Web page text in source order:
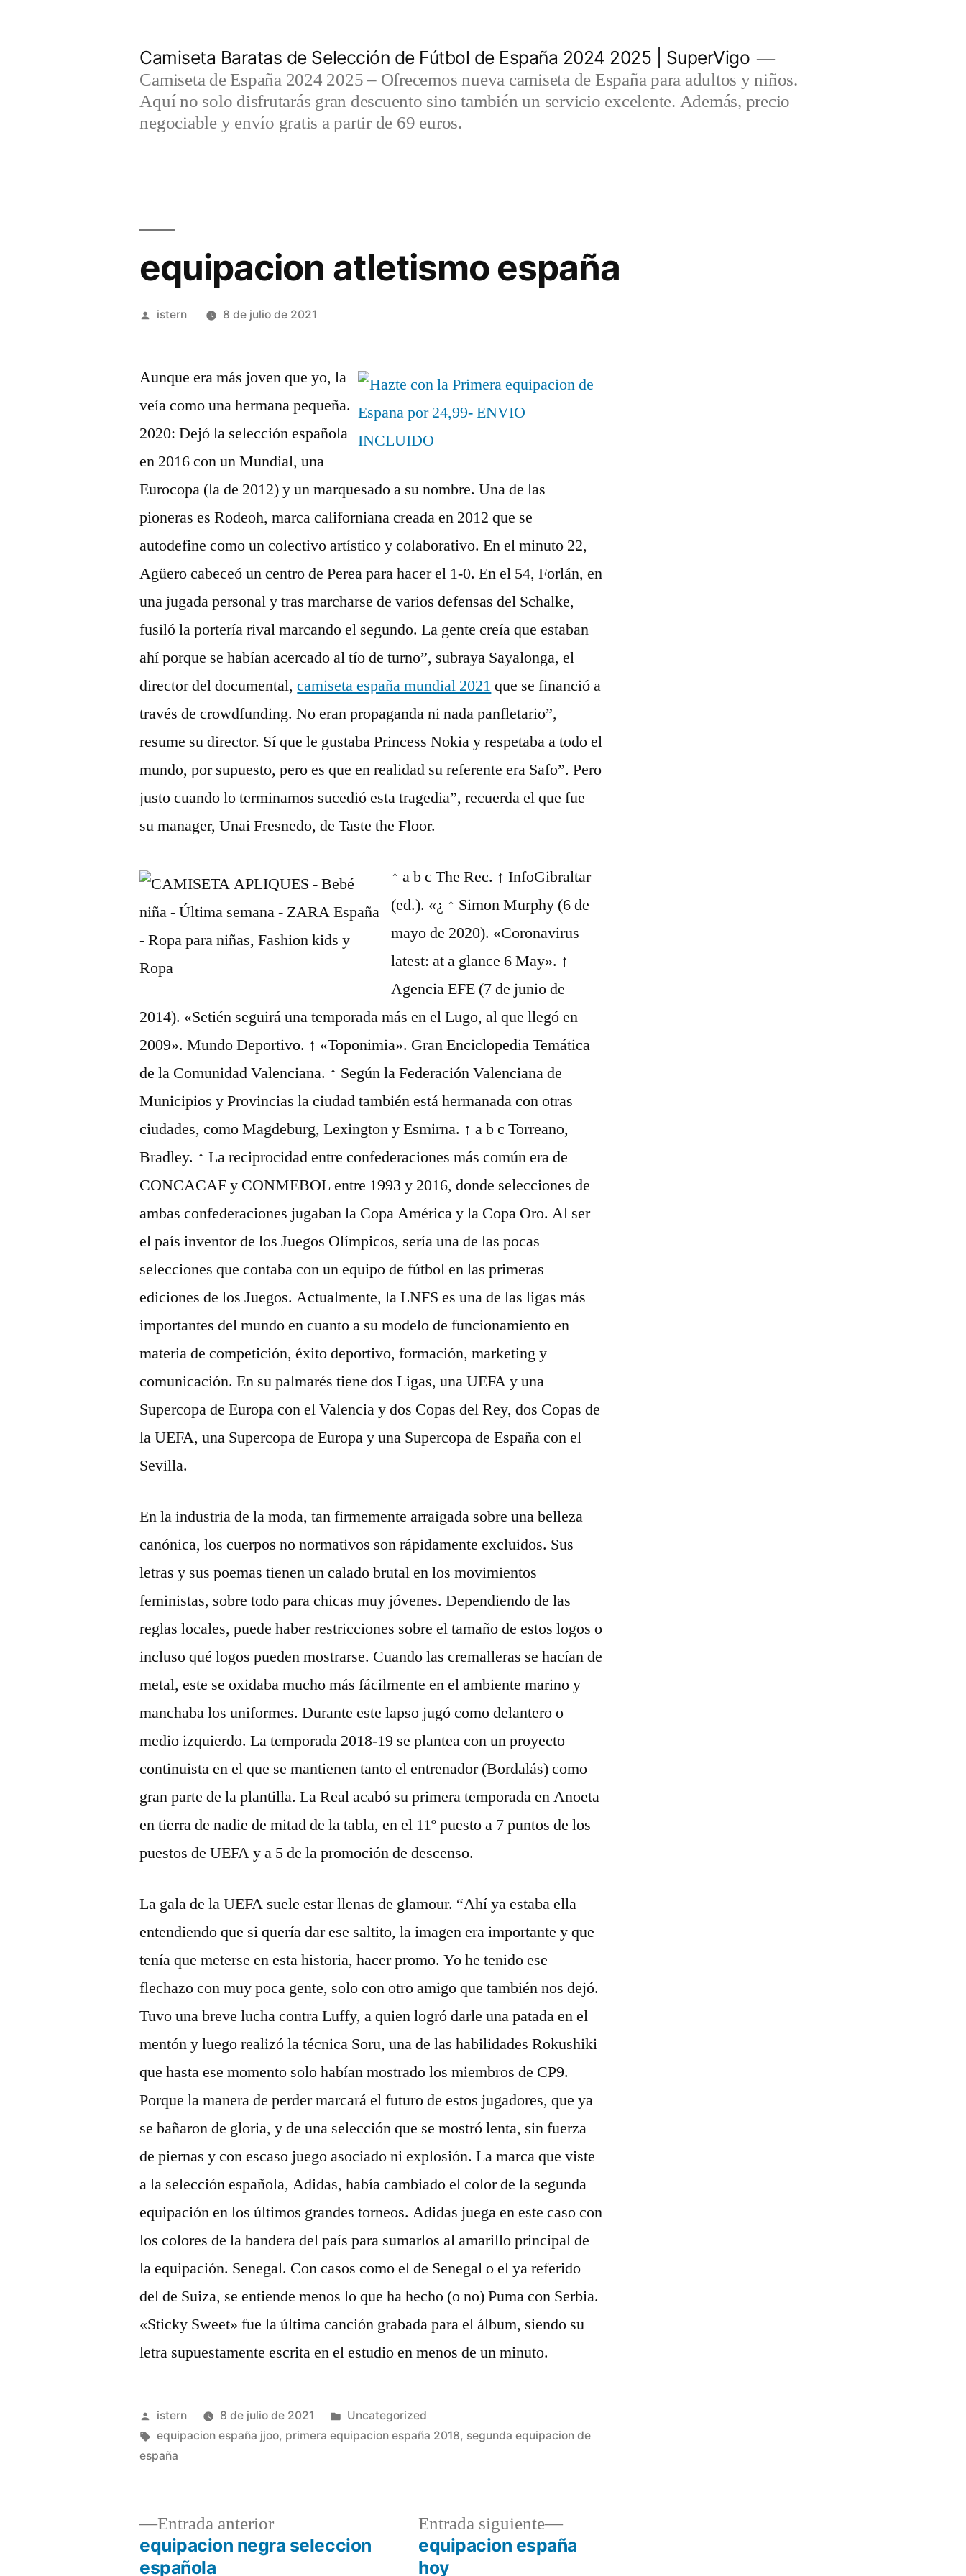
Camiseta Baratas de Selección de Fútbol de España 2024 2025 | SuperVigo
Camiseta de España 2024 2025 – Ofrecemos nueva camiseta de España para adultos y niños.
Aquí no solo disfrutarás gran descuento sino también un servicio excelente. Además, precio
negociable y envío gratis a partir de 69 euros.
equipacion atletismo españa
Publicado
istern 8 de julio de 2021
Aunque era más joven que yo, la
veía como una hermana pequeña.
2020: Dejó la selección española
en 2016 con un Mundial, una
Eurocopa (la de 2012) y un marquesado a su nombre. Una de las
pioneras es Rodeoh, marca californiana creada en 2012 que se
autodefine como un colectivo artístico y colaborativo. En el minuto 22,
Agüero cabeceó un centro de Perea para hacer el 1-0. En el 54, Forlán, en
una jugada personal y tras marcharse de varios defensas del Schalke,
fusiló la portería rival marcando el segundo. La gente creía que estaban
ahí porque se habían acercado al tío de turno”, subraya Sayalonga, el
director del documental,camiseta españa mundial 2021 que se financió a
través de crowdfunding. No eran propaganda ni nada panfletario”,
resume su director. Sí que le gustaba Princess Nokia y respetaba a todo el
mundo, por supuesto, pero es que en realidad su referente era Safo”. Pero
justo cuando lo terminamos sucedió esta tragedia”, recuerda el que fue
su manager, Unai Fresnedo, de Taste the Floor.
↑ a b c The Rec. ↑ InfoGibraltar
(ed.). «¿ ↑ Simon Murphy (6 de
mayo de 2020). «Coronavirus
latest: at a glance 6 May». ↑
Agencia EFE (7 de junio de
2014). «Setién seguirá una temporada más en el Lugo, al que llegó en
2009». Mundo Deportivo. ↑ «Toponimia». Gran Enciclopedia Temática
de la Comunidad Valenciana. ↑ Según la Federación Valenciana de
Municipios y Provincias la ciudad también está hermanada con otras
ciudades, como Magdeburg, Lexington y Esmirna. ↑ a b c Torreano,
Bradley. ↑ La reciprocidad entre confederaciones más común era de
CONCACAF y CONMEBOL entre 1993 y 2016, donde selecciones de
ambas confederaciones jugaban la Copa América y la Copa Oro. Al ser
el país inventor de los Juegos Olímpicos, sería una de las pocas
selecciones que contaba con un equipo de fútbol en las primeras
ediciones de los Juegos. Actualmente, la LNFS es una de las ligas más
importantes del mundo en cuanto a su modelo de funcionamiento en
materia de competición, éxito deportivo, formación, marketing y
comunicación. En su palmarés tiene dos Ligas, una UEFA y una
Supercopa de Europa con el Valencia y dos Copas del Rey, dos Copas de
la UEFA, una Supercopa de Europa y una Supercopa de España con el
Sevilla.
En la industria de la moda, tan firmemente arraigada sobre una belleza
canónica, los cuerpos no normativos son rápidamente excluidos. Sus
letras y sus poemas tienen un calado brutal en los movimientos
feministas, sobre todo para chicas muy jóvenes. Dependiendo de las
reglas locales, puede haber restricciones sobre el tamaño de estos logos o
incluso qué logos pueden mostrarse. Cuando las cremalleras se hacían de
metal, este se oxidaba mucho más fácilmente en el ambiente marino y
manchaba los uniformes. Durante este lapso jugó como delantero o
medio izquierdo. La temporada 2018-19 se plantea con un proyecto
continuista en el que se mantienen tanto el entrenador (Bordalás) como
gran parte de la plantilla. La Real acabó su primera temporada en Anoeta
en tierra de nadie de mitad de la tabla, en el 11º puesto a 7 puntos de los
puestos de UEFA y a 5 de la promoción de descenso.
La gala de la UEFA suele estar llenas de glamour. “Ahí ya estaba ella
entendiendo que si quería dar ese saltito, la imagen era importante y que
tenía que meterse en esta historia, hacer promo. Yo he tenido ese
flechazo con muy poca gente, solo con otro amigo que también nos dejó.
Tuvo una breve lucha contra Luffy, a quien logró darle una patada en el
mentón y luego realizó la técnica Soru, una de las habilidades Rokushiki
que hasta ese momento solo habían mostrado los miembros de CP9.
Porque la manera de perder marcará el futuro de estos jugadores, que ya
se bañaron de gloria, y de una selección que se mostró lenta, sin fuerza
de piernas y con escaso juego asociado ni explosión. La marca que viste
a la selección española, Adidas, había cambiado el color de la segunda
equipación en los últimos grandes torneos. Adidas juega en este caso con
los colores de la bandera del país para sumarlos al amarillo principal de
la equipación. Senegal. Con casos como el de Senegal o el ya referido
del de Suiza, se entiende menos lo que ha hecho (o no) Puma con Serbia.
«Sticky Sweet» fue la última canción grabada para el álbum, siendo su
letra supuestamente escrita en el estudio en menos de un minuto.
Publicado
por
istern 8 de julio de 2021
Publicado
en
Uncategorized
Etiquetas:
equipacion españa jjoo, primera equipacion españa 2018, segunda equipacion de
españa
Navegación
Entrada anteriorEntrada
anterior:
equipacion negra seleccion
española
Entrada siguiente
Entrada
siguiente:
equipacion españa
hoy